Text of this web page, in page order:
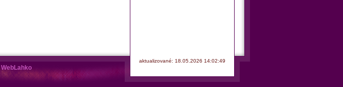
WebLahko
aktualizované: 18.05.2026 14:02:49